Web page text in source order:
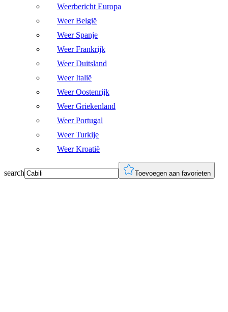
Weerbericht Europa
Weer België
Weer Spanje
Weer Frankrijk
Weer Duitsland
Weer Italië
Weer Oostenrijk
Weer Griekenland
Weer Portugal
Weer Turkije
Weer Kroatië
search Toevoegen aan favorieten